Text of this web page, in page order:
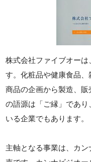
株式会社ファイブオー
す。化粧品や健康食品、
商品の企画から製造、
の語源は「ご縁」であ
いる企業でもあります。
主軸となる事業は、カ